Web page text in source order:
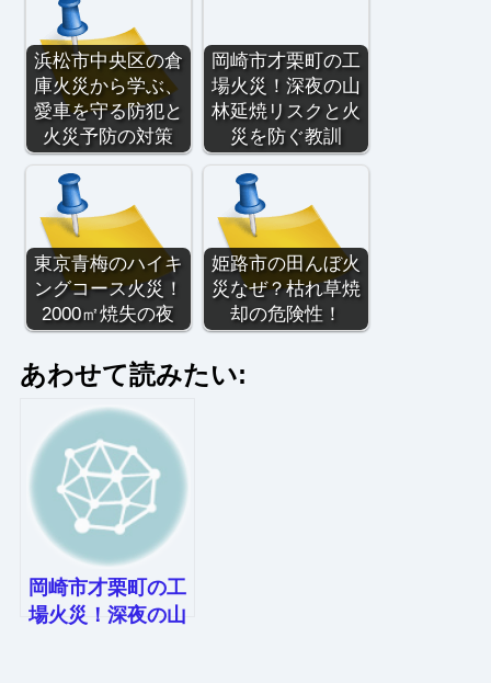
浜松市中央区の倉
庫火災から学ぶ、
愛車を守る防犯と
火災予防の対策
岡崎市才栗町の工
場火災！深夜の山
林延焼リスクと火
災を防ぐ教訓
東京青梅のハイキ
ングコース火災！
2000㎡焼失の夜
姫路市の田んぼ火
災なぜ？枯れ草焼
却の危険性！
あわせて読みたい:
岡崎市才栗町の工
場火災！深夜の山